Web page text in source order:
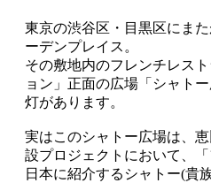
東京の渋谷区・目黒区にま
ーデンプレイス。
その敷地内のフレンチレス
ョン」正面の広場「シャト
灯があります。
実はこのシャトー広場は、
設プロジェクトにおいて、
日本に紹介するシャトー(貴